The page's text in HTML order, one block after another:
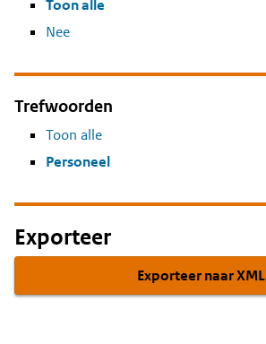
Toon alle
Nee
Trefwoorden
Toon alle
Personeel
Exporteer
Exporteer naar XML